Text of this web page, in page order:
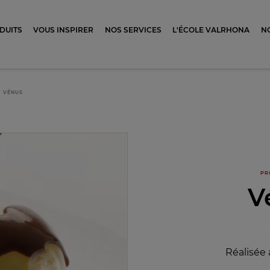
VOUS INSPIRER NOS SERVICES L'ÉCOLE VALRHONA
VÉNUS
Réalisée